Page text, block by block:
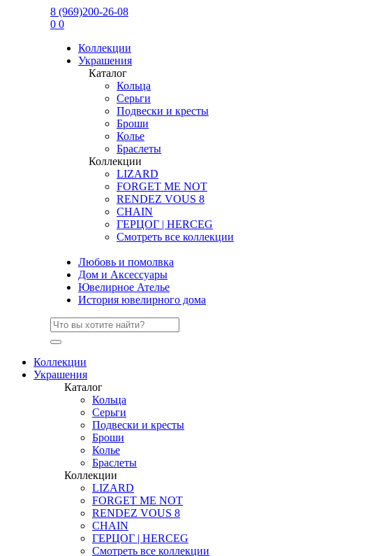
8 (969)200-26-08
0 0
Коллекции
Украшения
Каталог
Кольца
Серьги
Подвески и кресты
Броши
Колье
Браслеты
Коллекции
LIZARD
FORGET ME NOT
RENDEZ VOUS 8
CHAIN
ГЕРЦОГ | HERCEG
Смотреть все коллекции
Любовь и помолвка
Дом и Аксессуары
Ювелирное Ателье
История ювелирного дома
Коллекции
Украшения
Каталог
Кольца
Серьги
Подвески и кресты
Броши
Колье
Браслеты
Коллекции
LIZARD
FORGET ME NOT
RENDEZ VOUS 8
CHAIN
ГЕРЦОГ | HERCEG
Смотреть все коллекции